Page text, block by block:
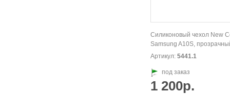
Силиконовый чехол New
Samsung A10S,
Артикул: 5441.1
под заказ
1 200р.